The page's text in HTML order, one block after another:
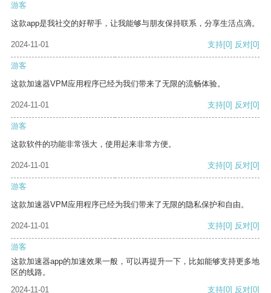
游客
这款app是我社交的好帮手，让我能够与朋友保持联系，分享生活点滴。
2024-11-01 支持[0] 反对[0]
游客
这款加速器VPM应用程序已经为我们带来了无限的流畅体验。
2024-11-01 支持[0] 反对[0]
游客
这款软件的功能非常强大，使用起来非常方便。
2024-11-01 支持[0] 反对[0]
游客
这款加速器VPM应用程序已经为我们带来了无限的隐私保护和自由。
2024-11-01 支持[0] 反对[0]
游客
这款加速器app的加速效果一般，可以再提升一下，比如能够支持更多地
区的线路。
2024-11-01
支持[0] 反对[0]